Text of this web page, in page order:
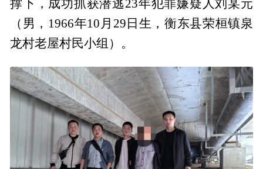
撑下，成功抓获潜逃23年犯罪嫌疑人刘某元
（男，1966年10月29日生，衡东县荣桓镇泉
龙村老屋村民小组）。